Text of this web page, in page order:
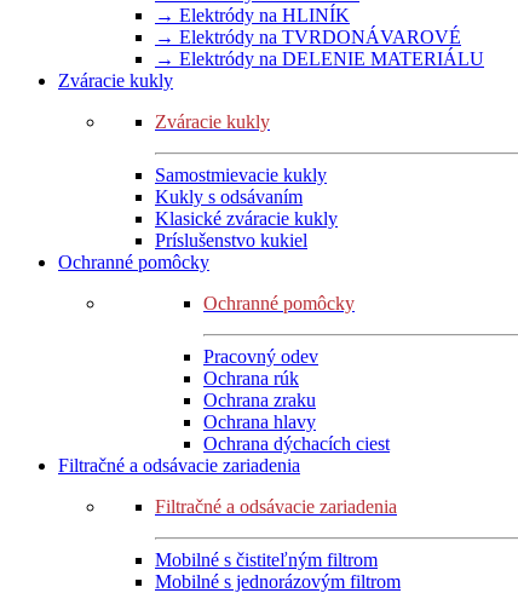
→ Elektródy na HLINÍK
→ Elektródy na TVRDONÁVAROVÉ
→ Elektródy na DELENIE MATERIÁLU
Zváracie kukly
Zváracie kukly
Samostmievacie kukly
Kukly s odsávaním
Klasické zváracie kukly
Príslušenstvo kukiel
Ochranné pomôcky
Ochranné pomôcky
Pracovný odev
Ochrana rúk
Ochrana zraku
Ochrana hlavy
Ochrana dýchacích ciest
Filtračné a odsávacie zariadenia
Filtračné a odsávacie zariadenia
Mobilné s čistiteľným filtrom
Mobilné s jednorázovým filtrom